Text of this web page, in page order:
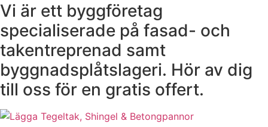
Vi är ett byggföretag
specialiserade på fasad- och
takentreprenad samt
byggnadsplåtslageri. Hör av dig
till oss för en gratis offert.